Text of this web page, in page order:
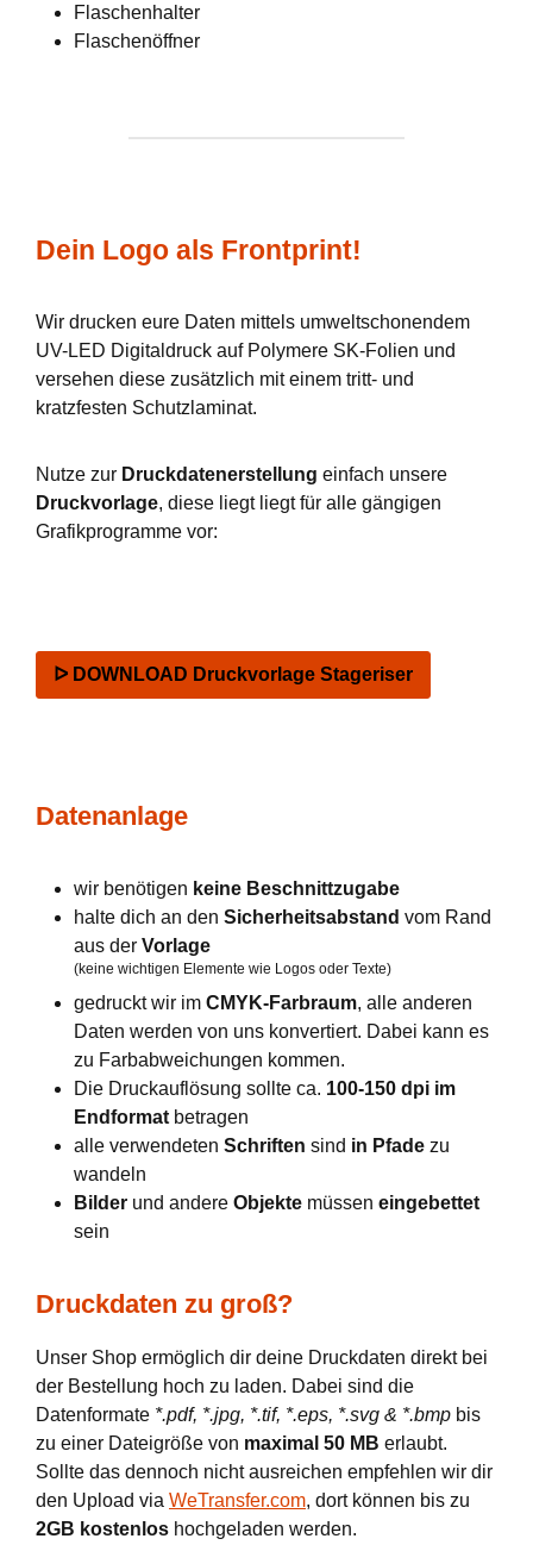
Flaschenhalter
Flaschenöffner
Dein Logo als Frontprint!
Wir drucken eure Daten mittels umweltschonendem
UV-LED Digitaldruck auf Polymere SK-Folien und
versehen diese zusätzlich mit einem tritt- und
kratzfesten Schutzlaminat.
Nutze zur Druckdatenerstellung einfach unsere
Druckvorlage, diese liegt liegt für alle gängigen
Grafikprogramme vor:
ᐅ DOWNLOAD Druckvorlage Stageriser
Datenanlage
wir benötigen keine Beschnittzugabe
halte dich an den Sicherheitsabstand vom Rand
aus der Vorlage
(keine wichtigen Elemente wie Logos oder Texte)
gedruckt wir im CMYK-Farbraum, alle anderen
Daten werden von uns konvertiert. Dabei kann es
zu Farbabweichungen kommen.
Die Druckauflösung sollte ca. 100-150 dpi im
Endformat betragen
alle verwendeten Schriften sind in Pfade zu
wandeln
Bilder und andere Objekte müssen eingebettet
sein
Druckdaten zu groß?
Unser Shop ermöglich dir deine Druckdaten direkt bei
der Bestellung hoch zu laden. Dabei sind die
Datenformate *.pdf, *.jpg, *.tif, *.eps, *.svg & *.bmp bis
zu einer Dateigröße von maximal 50 MB erlaubt.
Sollte das dennoch nicht ausreichen empfehlen wir dir
den Upload via WeTransfer.com, dort können bis zu
2GB kostenlos hochgeladen werden.